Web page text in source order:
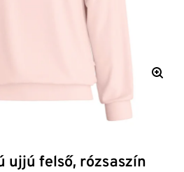
ujjú felső, rózsaszín